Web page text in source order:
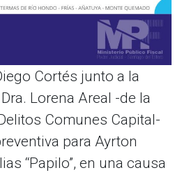
Cortés junto a la
Lorena Areal -de la
Comunes Capital-
para Ayrton
“Papilo”, en una causa